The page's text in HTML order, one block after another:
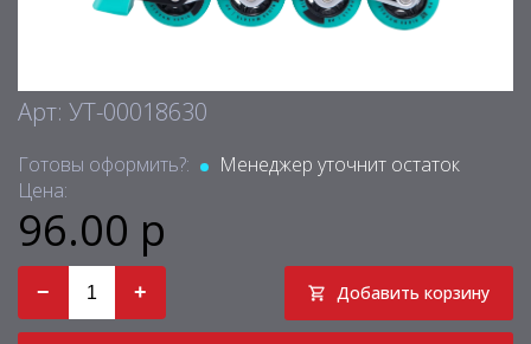
Арт: УТ-00018630
Готовы оформить?:
Менеджер уточнит остаток
Цена:
96.00 р
− + Добавить корзину